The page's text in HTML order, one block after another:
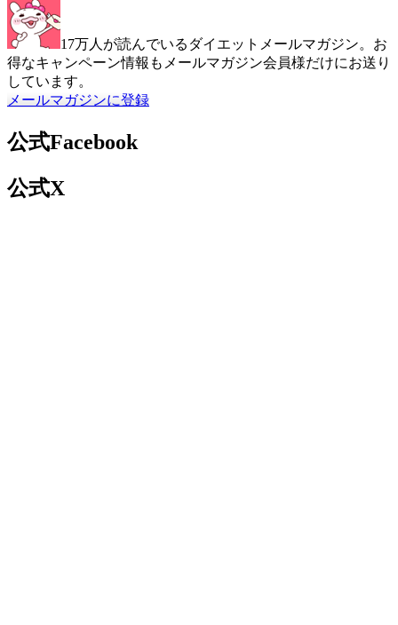
17万人が読んでいるダイエットメールマガジン。お
得なキャンペーン情報もメールマガジン会員様だけにお送り
しています。
メールマガジンに登録
公式Facebook
公式X